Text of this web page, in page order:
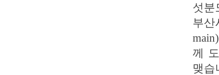
섯분
부산
께
맺습